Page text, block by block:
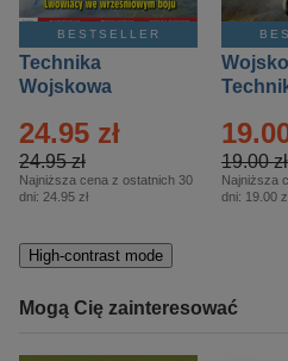
BESTSELLER
Technika
Wojskowa
– 2/2026
24.95 zł
24.95 zł
Najniższa cena z ostatnich 30
dni: 24.95 zł
Eprasa
19.00 zł
Najniższa
dni: 19.00
High-contrast mode
Mogą Cię zainteresować